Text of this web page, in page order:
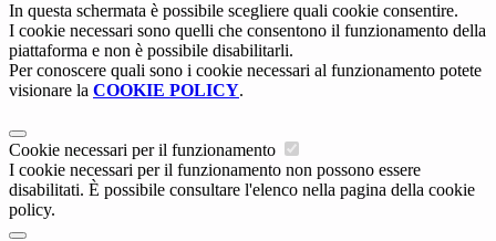
In questa schermata è possibile scegliere quali cookie consentire.
I cookie necessari sono quelli che consentono il funzionamento della
piattaforma e non è possibile disabilitarli.
Per conoscere quali sono i cookie necessari al funzionamento potete
visionare la COOKIE POLICY.
Cookie necessari per il funzionamento
I cookie necessari per il funzionamento non possono essere
disabilitati. È possibile consultare l'elenco nella pagina della cookie
policy.